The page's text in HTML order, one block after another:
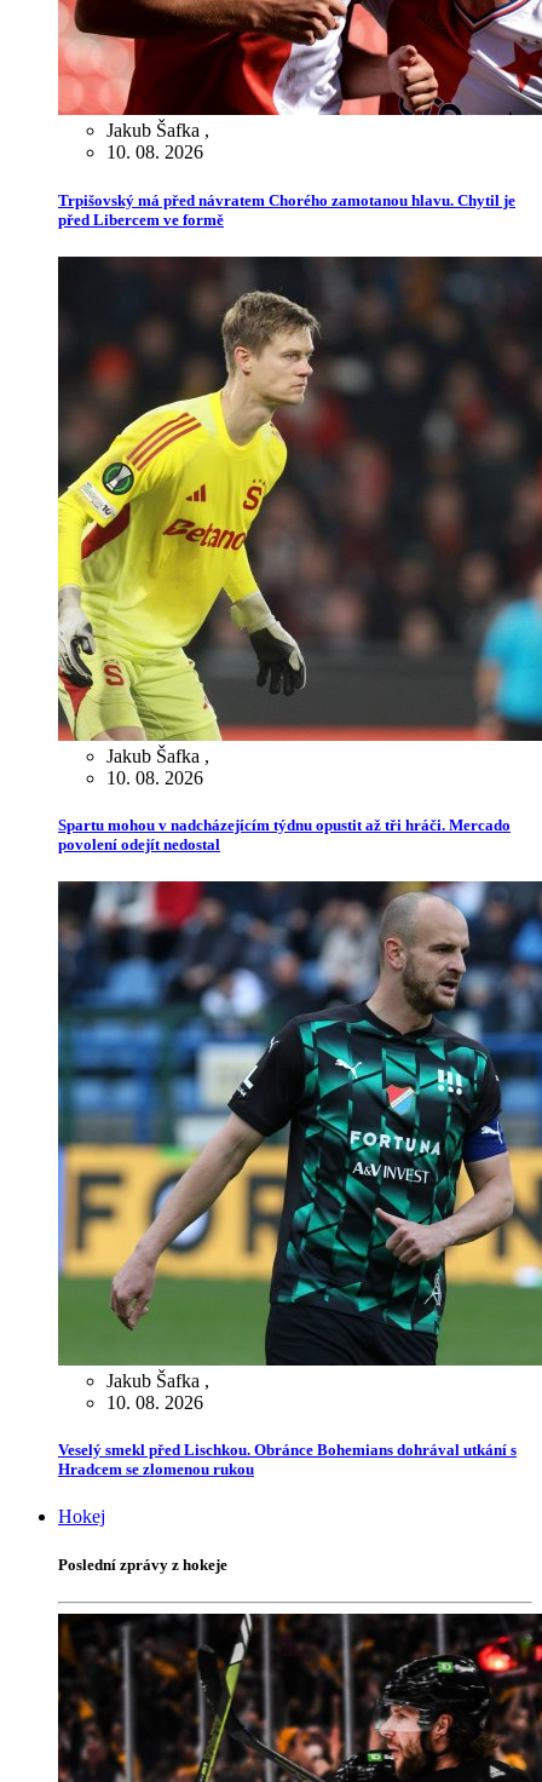
Jakub Šafka ,
10. 08. 2026
Trpišovský má před návratem Chorého zamotanou hlavu. Chytil je
před Libercem ve formě
Jakub Šafka ,
10. 08. 2026
Spartu mohou v nadcházejícím týdnu opustit až tři hráči. Mercado
povolení odejít nedostal
Jakub Šafka ,
10. 08. 2026
Veselý smekl před Lischkou. Obránce Bohemians dohrával utkání s
Hradcem se zlomenou rukou
Hokej
Poslední zprávy z hokeje